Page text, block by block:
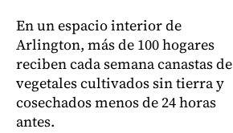
En un espacio interior de
Arlington, más de 100 hogares
reciben cada semana canastas de
vegetales cultivados sin tierra y
cosechados menos de 24 horas
antes.